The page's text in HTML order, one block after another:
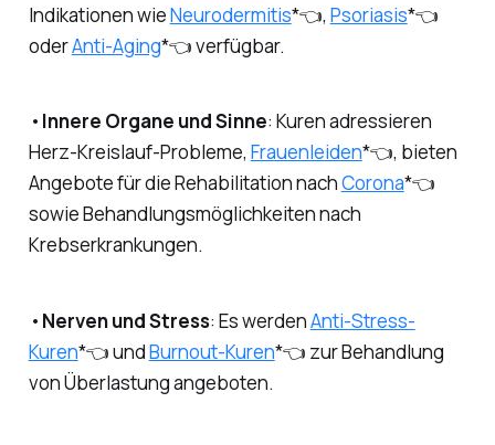
Indikationen wieNeurodermitis*👈, Psoriasis*👈
oderAnti-Aging*👈 verfügbar.
• Innere Organe und Sinne: Kuren adressieren
Herz-Kreislauf-Probleme, Frauenleiden*👈, bieten
Angebote für die Rehabilitation nachCorona*👈
sowie Behandlungsmöglichkeiten nach
Krebserkrankungen.
• Nerven und Stress: Es werdenAnti-Stress-
Kuren*👈 undBurnout-Kuren*👈 zur Behandlung
von Überlastung angeboten.